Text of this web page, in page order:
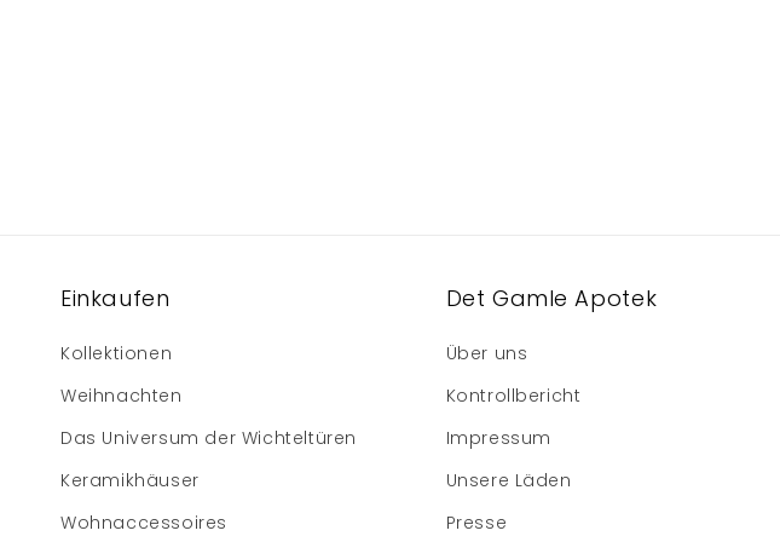
Einkaufen
Kollektionen
Weihnachten
Das Universum der Wichteltüren
Keramikhäuser
Wohnaccessoires
Det Gamle Apotek
Über uns
Kontrollbericht
Impressum
Unsere Läden
Presse